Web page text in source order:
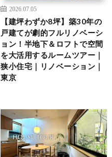
2026.07.05
【建坪わずか8坪】築30年の
戸建てが劇的フルリノベーシ
ョン！半地下＆ロフトで空間
を大活用するルームツアー｜
狭小住宅｜リノベーション｜
東京